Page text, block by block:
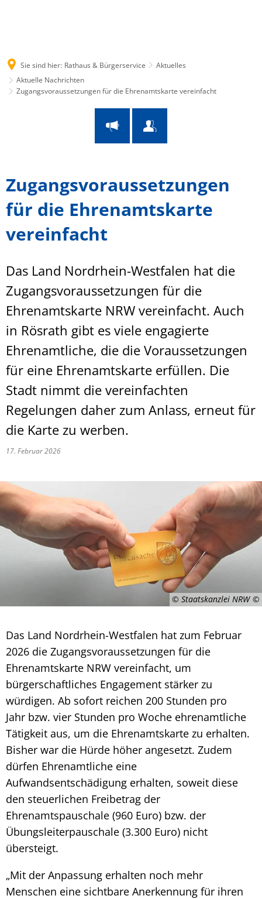
Sie sind hier: Rathaus & Bürgerservice
Aktuelles
Aktuelle Nachrichten
Zugangsvoraussetzungen für die Ehrenamtskarte vereinfacht
Zugangsvoraussetzungen
für die Ehrenamtskarte
vereinfacht
Das Land Nordrhein-Westfalen hat die
Zugangsvoraussetzungen für die
Ehrenamtskarte NRW vereinfacht. Auch
in Rösrath gibt es viele engagierte
Ehrenamtliche, die die Voraussetzungen
für eine Ehrenamtskarte erfüllen. Die
Stadt nimmt die vereinfachten
Regelungen daher zum Anlass, erneut für
die Karte zu werben.
17. Februar 2026
© Staatskanzlei NRW
Das Land Nordrhein-Westfalen hat zum Februar
2026 die Zugangsvoraussetzungen für die
Ehrenamtskarte NRW vereinfacht, um
bürgerschaftliches Engagement stärker zu
würdigen. Ab sofort reichen 200 Stunden pro
Jahr bzw. vier Stunden pro Woche ehrenamtliche
Tätigkeit aus, um die Ehrenamtskarte zu erhalten.
Bisher war die Hürde höher angesetzt. Zudem
dürfen Ehrenamtliche eine
Aufwandsentschädigung erhalten, soweit diese
den steuerlichen Freibetrag der
Ehrenamtspauschale (960 Euro) bzw. der
Übungsleiterpauschale (3.300 Euro) nicht
übersteigt.
„Mit der Anpassung erhalten noch mehr
Menschen eine sichtbare Anerkennung für ihren